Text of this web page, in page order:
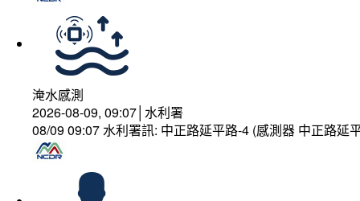
淹水感測
2026-08-09, 09:07│水利署
08/09 09:07 水利署訊: 中正路延平路-4 (感測器 中正路